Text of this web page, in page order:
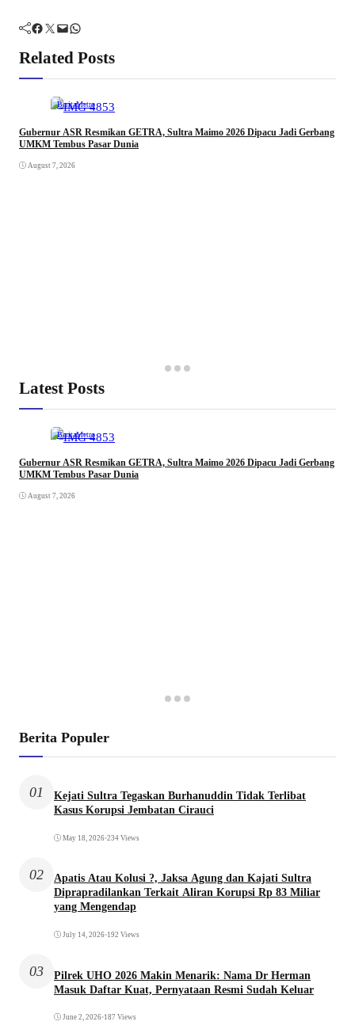
Facebook Twitter Mail WhatsApp
Related Posts
BeritaMetro
Gubernur ASR Resmikan GETRA, Sultra Maimo 2026 Dipacu Jadi Gerbang
UMKM Tembus Pasar Dunia
August 7, 2026
Latest Posts
BeritaMetro
Gubernur ASR Resmikan GETRA, Sultra Maimo 2026 Dipacu Jadi Gerbang
UMKM Tembus Pasar Dunia
August 7, 2026
Berita Populer
01
Kejati Sultra Tegaskan Burhanuddin Tidak Terlibat
Kasus Korupsi Jembatan Cirauci
May 18, 2026•234 Views
02
Apatis Atau Kolusi ?, Jaksa Agung dan Kajati Sultra
Diprapradilankan Terkait Aliran Korupsi Rp 83 Miliar
yang Mengendap
July 14, 2026•192 Views
03
Pilrek UHO 2026 Makin Menarik: Nama Dr Herman
Masuk Daftar Kuat, Pernyataan Resmi Sudah Keluar
June 2, 2026•187 Views